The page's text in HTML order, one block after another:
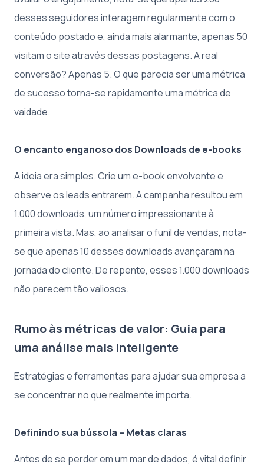
desses seguidores interagem regularmente com o
conteúdo postado e, ainda mais alarmante, apenas 50
visitam o site através dessas postagens. A real
conversão? Apenas 5. O que parecia ser uma métrica
de sucesso torna-se rapidamente uma métrica de
vaidade.
O encanto enganoso dos Downloads de e-books
A ideia era simples. Crie um e-book envolvente e
observe os leads entrarem. A campanha resultou em
1.000 downloads, um número impressionante à
primeira vista. Mas, ao analisar o funil de vendas, nota-
se que apenas 10 desses downloads avançaram na
jornada do cliente. De repente, esses 1.000 downloads
não parecem tão valiosos.
Rumo às métricas de valor: Guia para
uma análise mais inteligente
Estratégias e ferramentas para ajudar sua empresa a
se concentrar no que realmente importa.
Definindo sua bússola – Metas claras
Antes de se perder em um mar de dados, é vital definir